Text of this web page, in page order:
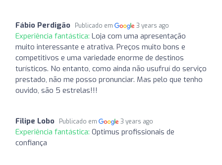
Fábio Perdigão Publicado em 3 years ago
Experiência fantástica: Loja com uma apresentação
muito interessante e atrativa. Preços muito bons e
competitivos e uma variedade enorme de destinos
turísticos. No entanto, como ainda não usufruí do serviço
prestado, não me posso pronunciar. Mas pelo que tenho
ouvido, são 5 estrelas!!!
Filipe Lobo Publicado em 3 years ago
Experiência fantástica: Optimus profissionais de
confiança